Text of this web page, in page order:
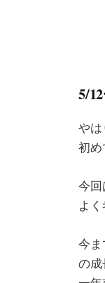
5/
やは
初め
今回
よ
今
の成